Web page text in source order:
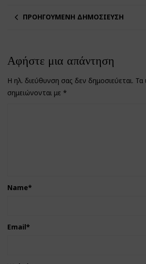
ΠΡΟΗΓΟΎΜΕΝΗ ΔΗΜΟΣΊΕΥΣΗ
Αφήστε μια απάντηση
Η ηλ. διεύθυνση σας δεν δημοσιεύεται. Τα
σημειώνονται με *
Name*
Email*